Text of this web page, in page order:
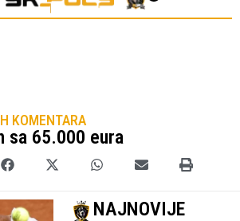
KOMENTARA
sa 65.000 eura
NAJNOVIJE